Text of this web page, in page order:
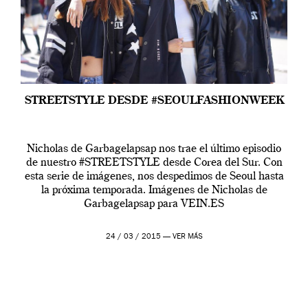
STREETSTYLE DESDE #SEOULFASHIONWEEK
Nicholas de Garbagelapsap nos trae el último episodio
de nuestro #STREETSTYLE desde Corea del Sur. Con
esta serie de imágenes, nos despedimos de Seoul hasta
la próxima temporada. Imágenes de Nicholas de
Garbagelapsap para VEIN.ES
24 / 03 / 2015 — VER MÁS